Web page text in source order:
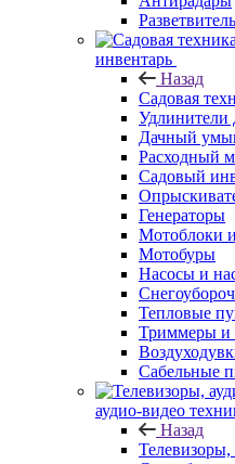
Разветвитель
инвентарь
Назад
Садовая
Удлинители
Дачный
Расходный
Садовый
Генераторы
Мотоблоки
Мотобуры
Насосы и
Тепловые
Триммеры и
Сабельные
аудио-видео
Назад
Телевизоры,